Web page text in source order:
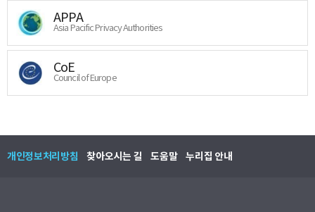
APPA
Asia Pacific Privacy Authorities
CoE
Council of Europe
개인정보처리방침 찾아오시는 길 도움말 누리집 안내